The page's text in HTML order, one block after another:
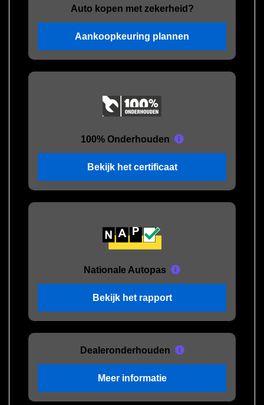
Auto kopen met zekerheid?
Aankoopkeuring plannen
100% Onderhouden
Bekijk het certificaat
Nationale Autopas
Bekijk het rapport
Dealeronderhouden
Meer informatie